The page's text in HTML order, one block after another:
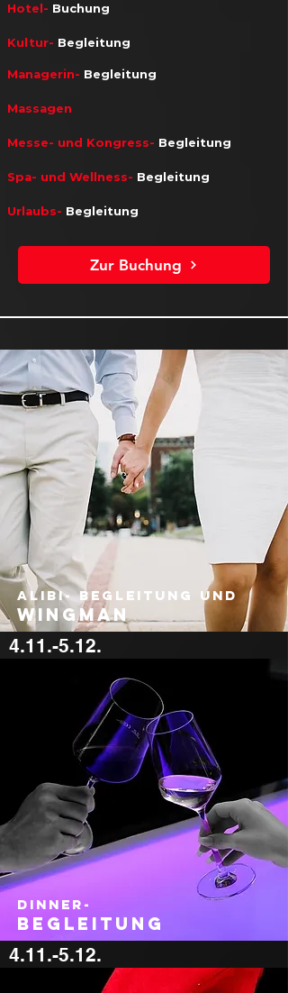
Hotel- Buchung
Kultur- Begleitung
Managerin- Begleitung
Massagen
Messe- und Kongress- Begleitung
Spa- und Wellness- Begleitung
Urlaubs- Begleitung
Zur Buchung
Alibi- begleitung und
wingman
4.11.-5.12.
Dinner-
Begleitung
4.11.-5.12.